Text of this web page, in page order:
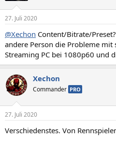
27. Juli 2020
@Xechon Content/Bitrate/
andere Person die Probleme mit
Streaming PC bei 1080p60 und
Xechon
Commander PRO
27. Juli 2020
Verschiedenstes. Von